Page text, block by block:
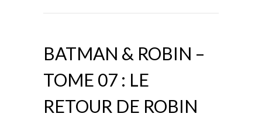
BATMAN & ROBIN –
TOME 07 : LE
RETOUR DE ROBIN